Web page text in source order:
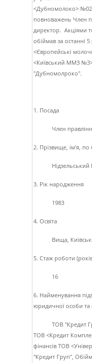
<Дубномолоко>
повноважень Член
директор. Акцiями
обiймав за останнi
<Європейськi
<Київський ММЗ
"Дубномолроко".
1. Посада
Член правлiння
2. Прізвище, ім'я, по
Нiдзельський
3. Рік народження
1983
4. Освіта
Вища, Киiвський
5. Стаж роботи
16
6. Найменування
юридичної особи та
ТОВ "Кредит
ТОВ <Кредит
фiнансiв ТОВ
"Кредит Груп",